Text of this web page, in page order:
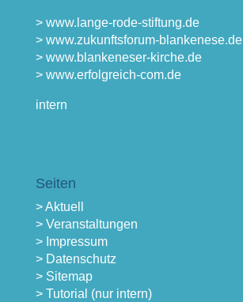
> www.lange-rode-stiftung.de
> www.zukunftsforum-blankenese.de
> www.blankeneser-kirche.de
> www.erfolgreich-com.de
intern
Seiten
> Aktuell
> Veranstaltungen
> Impressum
> Datenschutz
> Sitemap
> Tutorial (nur intern)